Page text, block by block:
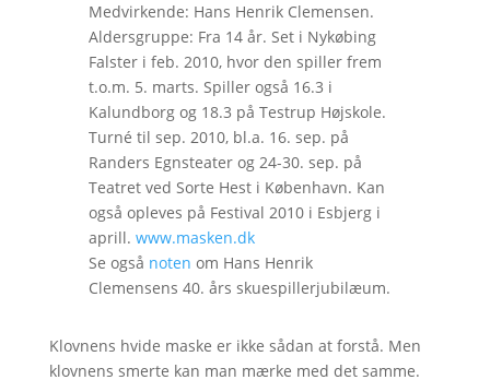
Medvirkende: Hans Henrik Clemensen.
Aldersgruppe: Fra 14 år. Set i Nykøbing
Falster i feb. 2010, hvor den spiller frem
t.o.m. 5. marts. Spiller også 16.3 i
Kalundborg og 18.3 på Testrup Højskole.
Turné til sep. 2010, bl.a. 16. sep. på
Randers Egnsteater og 24-30. sep. på
Teatret ved Sorte Hest i København. Kan
også opleves på Festival 2010 i Esbjerg i
aprill. www.masken.dk
Se også noten om Hans Henrik
Clemensens 40. års skuespillerjubilæum.
Klovnens hvide maske er ikke sådan at forstå. Men
klovnens smerte kan man mærke med det samme.